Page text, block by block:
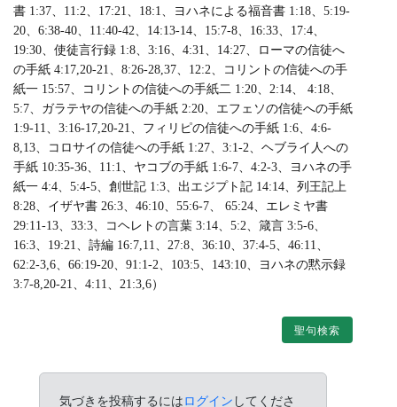
書 1:37、11:2、17:21、18:1、ヨハネによる福音書 1:18、5:19-
20、6:38-40、11:40-42、14:13-14、15:7-8、16:33、17:4、
19:30、使徒言行録 1:8、3:16、4:31、14:27、ローマの信徒へ
の手紙 4:17,20-21、8:26-28,37、12:2、コリントの信徒への手
紙一 15:57、コリントの信徒への手紙二 1:20、2:14、 4:18、
5:7、ガラテヤの信徒への手紙 2:20、エフェソの信徒への手紙
1:9-11、3:16-17,20-21、フィリピの信徒への手紙 1:6、4:6-
8,13、コロサイの信徒への手紙 1:27、3:1-2、ヘブライ人への
手紙 10:35-36、11:1、ヤコブの手紙 1:6-7、4:2-3、ヨハネの手
紙一 4:4、5:4-5、創世記 1:3、出エジプト記 14:14、列王記上
8:28、イザヤ書 26:3、46:10、55:6-7、 65:24、エレミヤ書
29:11-13、33:3、コヘレトの言葉 3:14、5:2、箴言 3:5-6、
16:3、19:21、詩編 16:7,11、27:8、36:10、37:4-5、46:11、
62:2-3,6、66:19-20、91:1-2、103:5、143:10、ヨハネの黙示録
3:7-8,20-21、4:11、21:3,6）
聖句検索
気づきを投稿するにはログイン してくださ